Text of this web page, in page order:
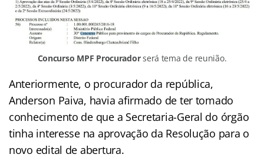
Concurso MPF Procuradorserá tema de reunião.
Anteriormente, o procurador da república,
Anderson Paiva, havia afirmado de ter tomado
conhecimento de que a Secretaria-Geral do órgão
tinha interesse na aprovação da Resolução para o
novo edital de abertura.